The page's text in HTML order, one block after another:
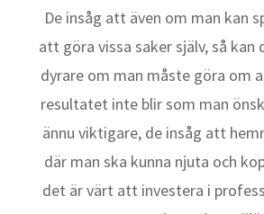
De insåg att även om man kan
att göra vissa saker själv, så kan
dyrare om man måste göra om
resultatet inte blir som man
ännu viktigare, de insåg att
där man ska kunna njuta och
det är värt att investera i